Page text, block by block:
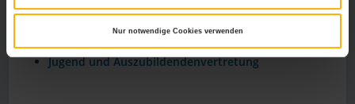
Nur notwendige Cookies verwenden
Der Schulungsanspruch des Betriebsrates ist im
BetrVG klar geregelt
Gleichstellungsbeauftragte / -er
Jugend und Auszubildendenvertretung